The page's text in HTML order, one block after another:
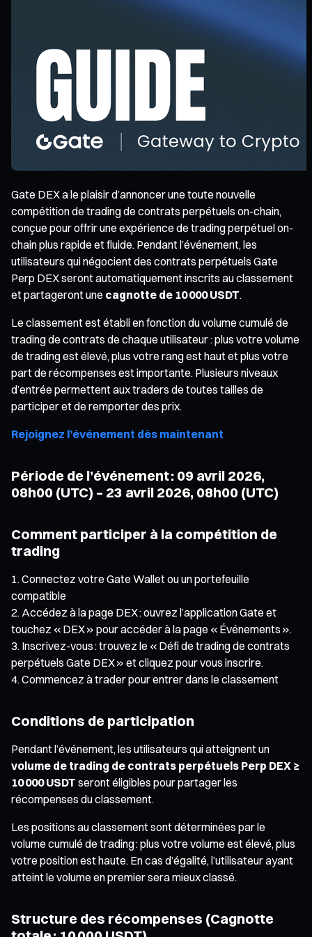
Gate DEX a le plaisir d’annoncer une toute nouvelle
compétition de trading de contrats perpétuels on-chain,
conçue pour offrir une expérience de trading perpétuel on-
chain plus rapide et fluide. Pendant l’événement, les
utilisateurs qui négocient des contrats perpétuels Gate
Perp DEX seront automatiquement inscrits au classement
et partageront une cagnotte de 10 000 USDT.
Le classement est établi en fonction du volume cumulé de
trading de contrats de chaque utilisateur : plus votre volume
de trading est élevé, plus votre rang est haut et plus votre
part de récompenses est importante. Plusieurs niveaux
d’entrée permettent aux traders de toutes tailles de
participer et de remporter des prix.
Rejoignez l’événement dès maintenant
Période de l’événement : 09 avril 2026,
08h00 (UTC) – 23 avril 2026, 08h00 (UTC)
Comment participer à la compétition de
trading
Connectez votre Gate Wallet ou un portefeuille
compatible
Accédez à la page DEX : ouvrez l’application Gate et
touchez « DEX » pour accéder à la page « Événements ».
Inscrivez-vous : trouvez le « Défi de trading de contrats
perpétuels Gate DEX » et cliquez pour vous inscrire.
Commencez à trader pour entrer dans le classement
Conditions de participation
Pendant l’événement, les utilisateurs qui atteignent un
volume de trading de contrats perpétuels Perp DEX ≥
10 000 USDT seront éligibles pour partager les
récompenses du classement.
Les positions au classement sont déterminées par le
volume cumulé de trading : plus votre volume est élevé, plus
votre position est haute. En cas d’égalité, l’utilisateur ayant
atteint le volume en premier sera mieux classé.
Structure des récompenses (Cagnotte